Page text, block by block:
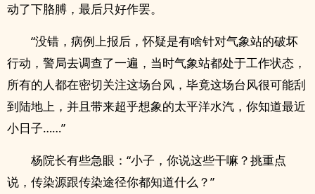
动了下胳膊，最后只好作罢。
“没错，病例上报后，怀疑是有啥针对气象站的破坏
行动，警局去调查了一遍，当时气象站都处于工作状态，
所有的人都在密切关注这场台风，毕竟这场台风很可能刮
到陆地上，并且带来超乎想象的太平洋水汽，你知道最近
小日子……”
杨院长有些急眼：“小子，你说这些干嘛？挑重点
说，传染源跟传染途径你都知道什么？”